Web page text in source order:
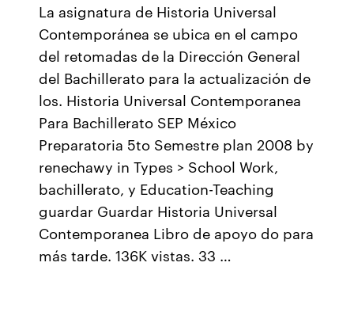
La asignatura de Historia Universal
Contemporánea se ubica en el campo
del retomadas de la Dirección General
del Bachillerato para la actualización de
los. Historia Universal Contemporanea
Para Bachillerato SEP México
Preparatoria 5to Semestre plan 2008 by
renechawy in Types > School Work,
bachillerato, y Education-Teaching
guardar Guardar Historia Universal
Contemporanea Libro de apoyo do para
más tarde. 136K vistas. 33 …